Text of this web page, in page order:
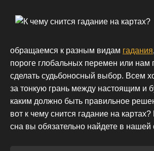
обращаемся к разным видам гадания
пороге глобальных перемен или нам
сделать судьбоносный выбор. Всем
за тонкую грань между настоящим и
каким должно быть правильное
вот к чему снится гадание на картах?
сна вы обязательно найдете в нашей